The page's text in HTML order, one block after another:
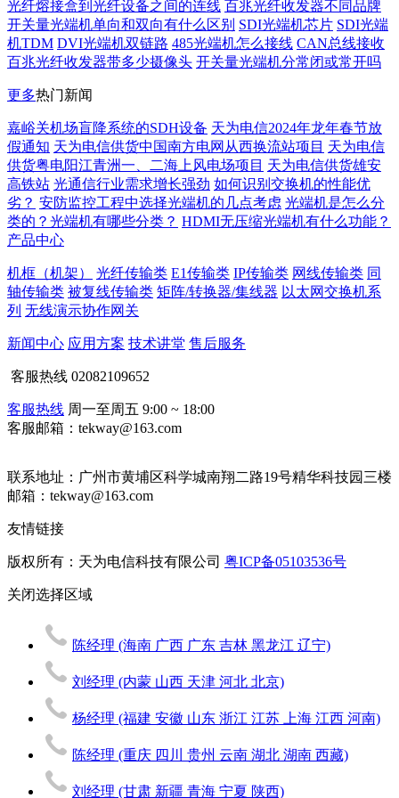
光纤熔接盒到光纤设备之间的连线 百兆光纤收发器不同品牌
开关量光端机单向和双向有什么区别 SDI光端机芯片 SDI光端
机TDM DVI光端机双链路 485光端机怎么接线 CAN总线接收
百兆光纤收发器带多少摄像头 开关量光端机分常闭或常开吗
更多热门新闻
嘉峪关机场盲降系统的SDH设备 天为电信2024年龙年春节放
假通知 天为电信供货中国南方电网从西换流站项目 天为电信
供货粤电阳江青洲一、二海上风电场项目 天为电信供货雄安
高铁站 光通信行业需求增长强劲 如何识别交换机的性能优
劣？ 安防监控工程中选择光端机的几点考虑 光端机是怎么分
类的？光端机有哪些分类？ HDMI无压缩光端机有什么功能？
产品中心
机框（机架） 光纤传输类 E1传输类 IP传输类 网线传输类 同
轴传输类 被复线传输类 矩阵/转换器/集线器 以太网交换机系
列 无线演示协作网关
新闻中心 应用方案 技术讲堂 售后服务
客服热线 02082109652
客服热线 周一至周五 9:00 ~ 18:00
客服邮箱：tekway@163.com
联系地址： 广州市黄埔区科学城南翔二路19号精华科技园三楼
邮箱：tekway@163.com
友情链接
版权所有：天为电信科技有限公司 粤ICP备05103536号
关闭选择区域
陈经理 (海南 广西 广东 吉林 黑龙江 辽宁)
刘经理 (内蒙 山西 天津 河北 北京)
杨经理 (福建 安徽 山东 浙江 江苏 上海 江西 河南)
陈经理 (重庆 四川 贵州 云南 湖北 湖南 西藏)
刘经理 (甘肃 新疆 青海 宁夏 陕西)